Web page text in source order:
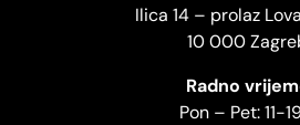
Ilica 14 – prolaz
10 000
Radno
Pon – Pet: 11-